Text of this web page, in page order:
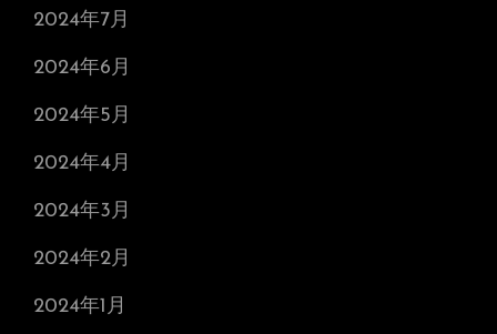
2024年7月
2024年6月
2024年5月
2024年4月
2024年3月
2024年2月
2024年1月